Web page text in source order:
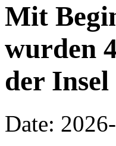
Mit
wurden
der
Date: